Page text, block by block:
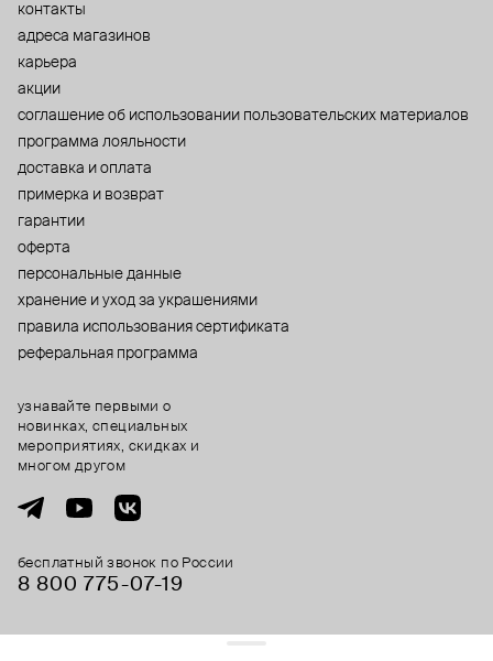
контакты
адреса магазинов
карьера
акции
cоглашение об использовании пользовательских материалов
программа лояльности
доставка и оплата
примерка и возврат
гарантии
оферта
персональные данные
хранение и уход за украшениями
правила использования сертификата
реферальная программа
бесплатный звонок по России
8 800 775⁠-07⁠-19
узнавайте первыми о
новинках, специальных
мероприятиях, скидках и
многом другом